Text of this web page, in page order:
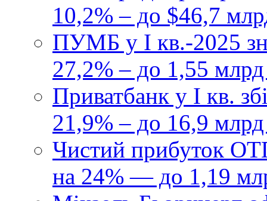
10,2% – до $46,7
ПУМБ у I кв.-2025
27,2% – до 1,55
Приватбанк у І кв.
21,9% – до 16,9
Чистий прибуток
на 24% — до 1,19